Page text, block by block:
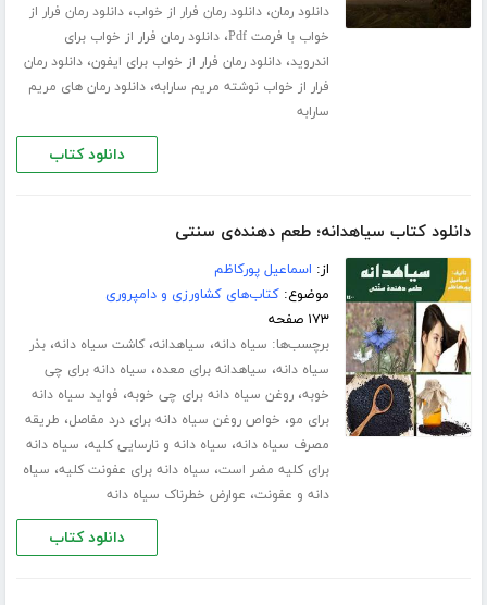
دانلود رمان،دانلود رمان فرار از خواب،دانلود رمان فرار از
خواب با فرمت Pdf
،دانلود رمان فرار از خواب برای
اندروید،دانلود رمان فرار از خواب برای ایفون،دانلود رمان
فرار از خواب نوشته مریم سارابه،دانلود رمان های مریم
سارابه
دانلود کتاب
دانلود کتاب سیاهدانه؛ طعم دهنده‌ی سنتی
از: اسماعیل پورکاظم
موضوع:کتاب‌های کشاورزی و دامپروری
۱۷۳ صفحه
برچسب‌ها: سیاه دانه، سیاهدانه،کاشت سیاه دانه،بذر
سیاه دانه، سیاهدانه برای معده، سیاه دانه برای چی
خوبه،روغن سیاه دانه برای چی خوبه، فواید سیاه دانه
برای مو، خواص روغن سیاه دانه برای درد مفاصل، طریقه
مصرف سیاه دانه، سیاه دانه و نارسایی کلیه، سیاه دانه
برای کلیه مضر است، سیاه دانه برای عفونت کلیه، سیاه
دانه و عفونت، عوارض خطرناک سیاه دانه
دانلود کتاب